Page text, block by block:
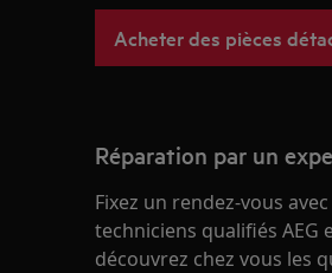
Acheter des pièces
Réparation par un
Fixez un rendez-vous
techniciens qualifiés AEG
découvrez chez vous les